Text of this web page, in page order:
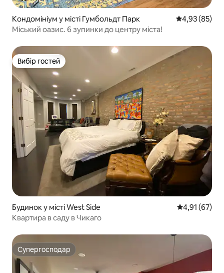
Кондомініум у місті Гумбольдт Парк Середня
4,93 (85)
Міський оазис. 6 зупинки до центру міста!
Вибір гостей
Вибір гостей
Будинок у місті West Side Середня
4,91 (67)
Квартира в саду в Чикаго
Супергосподар
Супергосподар